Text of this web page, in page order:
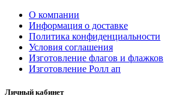
О компании
Информация о доставке
Политика конфиденциальности
Условия соглашения
Изготовление флагов и флажков
Изготовление Ролл ап
Личный кабинет